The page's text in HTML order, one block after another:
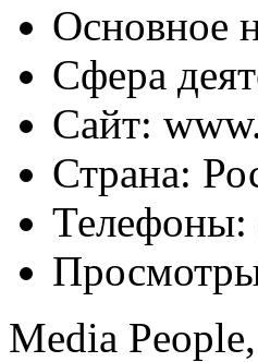
Основное
Сфера
Сайт:
Страна:
Телефоны:
Media